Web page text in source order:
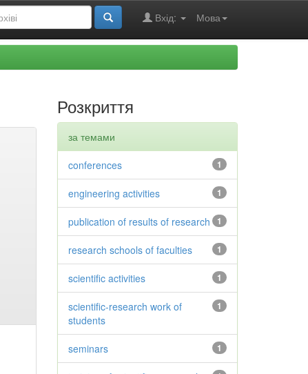
Мова
Вхід:
Розкриття
за темами
1
conferences
1
engineering activities
1
publication of results of research
1
research schools of faculties
1
scientific activities
1
scientific-research work of
students
1
seminars